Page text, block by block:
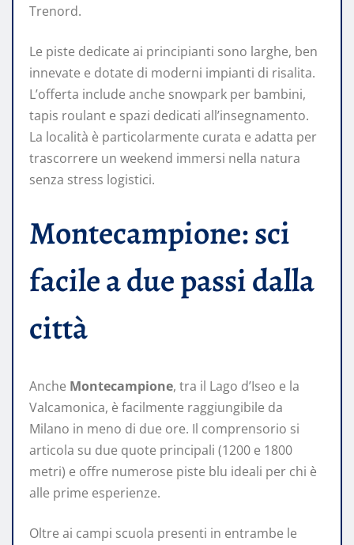
Trenord.
Le piste dedicate ai principianti sono larghe, ben
innevate e dotate di moderni impianti di risalita.
L’offerta include anche snowpark per bambini,
tapis roulant e spazi dedicati all’insegnamento.
La località è particolarmente curata e adatta per
trascorrere un weekend immersi nella natura
senza stress logistici.
Montecampione: sci
facile a due passi dalla
città
Anche Montecampione, tra il Lago d’Iseo e la
Valcamonica, è facilmente raggiungibile da
Milano in meno di due ore. Il comprensorio si
articola su due quote principali (1200 e 1800
metri) e offre numerose piste blu ideali per chi è
alle prime esperienze.
Oltre ai campi scuola presenti in entrambe le